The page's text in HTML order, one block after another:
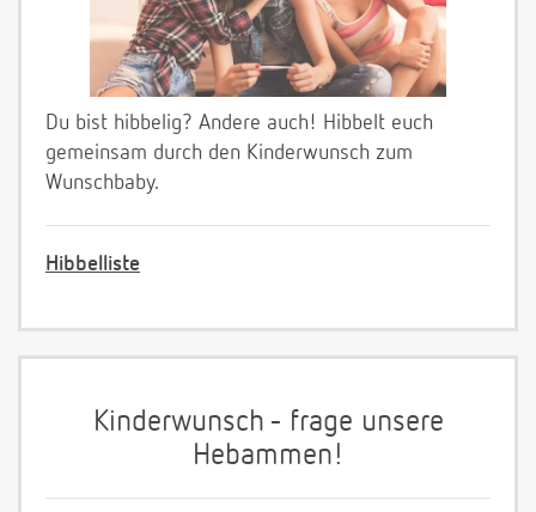
Du bist hibbelig? Andere auch! Hibbelt euch
gemeinsam durch den Kinderwunsch zum
Wunschbaby.
Hibbelliste
Kinderwunsch - frage unsere
Hebammen!